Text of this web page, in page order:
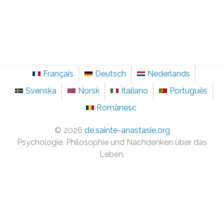
Français Deutsch
Nederlands
Svenska
Norsk Italiano
Português
Românesc
© 2026 de.sainte-anastasie.org
Psychologie, Philosophie und Nachdenken über das
Leben.